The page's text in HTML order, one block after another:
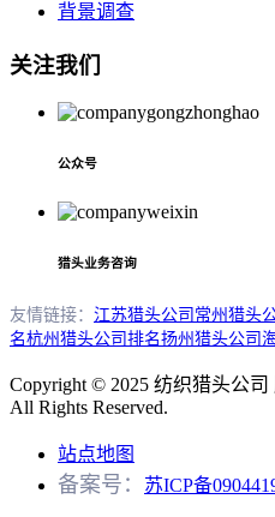
背景调查
关注我们
公众号
猎头业务咨询
友情链接： 江苏猎头公司 常州猎头
名杭州猎头公司排名扬州猎头公司
Copyright © 2025 纺织猎头公
All Rights Reserved.
站点地图
备案号： 苏ICP备